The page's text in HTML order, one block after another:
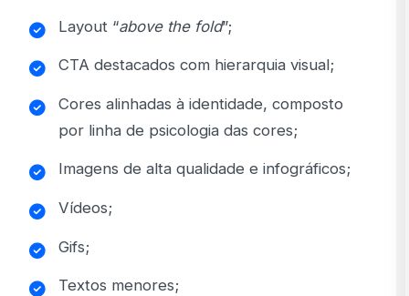
Layout “above the fold”;
CTA destacados com hierarquia visual;
Cores alinhadas à identidade, composto
por linha de psicologia das cores;
Imagens de alta qualidade e infográficos;
Vídeos;
Gifs;
Textos menores;